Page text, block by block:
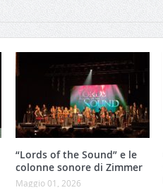
“Lords of the Sound” e le
colonne sonore di Zimmer
Maggio 01, 2026